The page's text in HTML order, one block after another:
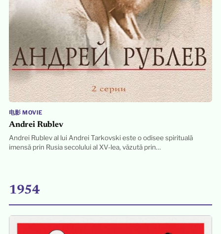
电影 MOVIE
Andrei Rublev
Andrei Rublev al lui Andrei Tarkovski este o odisee spirituală
imensă prin Rusia secolului al XV-lea, văzută prin…
1954